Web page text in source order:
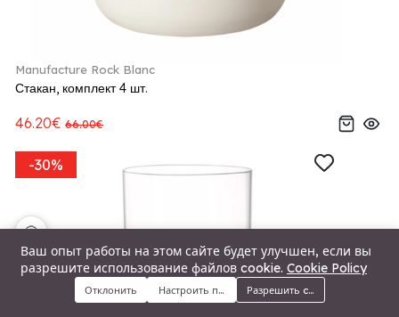
Меню Категории Поиск Корзина
Manufacture Rock Blanc
Стакан, комплект 4 шт.
46.20€ 66.00€
-30%
Ваш опыт работы на этом сайте будет улучшен, если вы
разрешите использование файлов cookie. Cookie Policy
Отклонить Настроить предпочтенияРазрешить cookie
🍪